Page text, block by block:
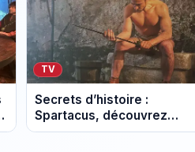
TV
Secrets d’histoire :
Spartacus, découvrez
l’homme derrière la